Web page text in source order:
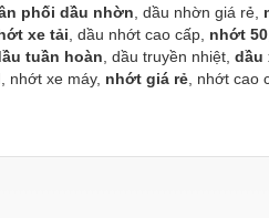
phối dầu nhờn , dầu nhờn giá rẻ,
xe tải , dầu nhớt cao cấp, nhớt 50
tuần hoàn , dầu truyền nhiệt, dầu
, nhớt xe máy, nhớt giá rẻ , nhớt cao